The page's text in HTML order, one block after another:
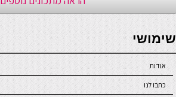
seriöse online casinos österreich
שימושי
אודות
כתבו לנו